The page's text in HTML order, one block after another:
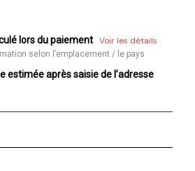
lors du paiement Voir les détails
selon l’emplacement / le pays
estimée après saisie de l’adresse